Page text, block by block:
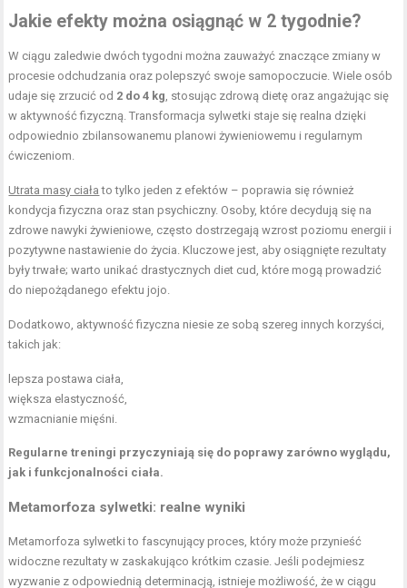
Jakie efekty można osiągnąć w 2 tygodnie?
W ciągu zaledwie dwóch tygodni można zauważyć znaczące zmiany w
procesie odchudzania oraz polepszyć swoje samopoczucie. Wiele osób
udaje się zrzucić od 2 do 4 kg, stosując zdrową dietę oraz angażując się
w aktywność fizyczną. Transformacja sylwetki staje się realna dzięki
odpowiednio zbilansowanemu planowi żywieniowemu i regularnym
ćwiczeniom.
Utrata masy ciała to tylko jeden z efektów – poprawia się również
kondycja fizyczna oraz stan psychiczny. Osoby, które decydują się na
zdrowe nawyki żywieniowe, często dostrzegają wzrost poziomu energii i
pozytywne nastawienie do życia. Kluczowe jest, aby osiągnięte rezultaty
były trwałe; warto unikać drastycznych diet cud, które mogą prowadzić
do niepożądanego efektu jojo.
Dodatkowo, aktywność fizyczna niesie ze sobą szereg innych korzyści,
takich jak:
lepsza postawa ciała,
większa elastyczność,
wzmacnianie mięśni.
Regularne treningi przyczyniają się do poprawy zarówno wyglądu,
jak i funkcjonalności ciała.
Metamorfoza sylwetki: realne wyniki
Metamorfoza sylwetki to fascynujący proces, który może przynieść
widoczne rezultaty w zaskakująco krótkim czasie. Jeśli podejmiesz
wyzwanie z odpowiednią determinacją, istnieje możliwość, że w ciągu